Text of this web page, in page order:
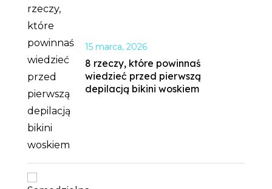
15 marca, 2026
8 rzeczy, które powinnaś
wiedzieć przed pierwszą
depilacją bikini woskiem